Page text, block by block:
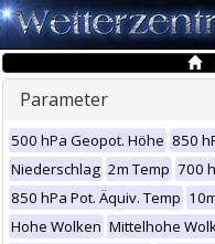
Parameter
500 hPa Geopot. Höhe 850
Niederschlag 2m Temp 700
850 hPa Pot. Äquiv. Temp
Hohe Wolken Mittelhohe